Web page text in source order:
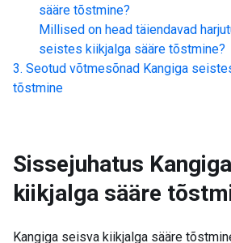
sääre tõstmine?
Millised on head täiendavad
seistes kiikjalga sääre tõstmine?
Seotud võtmesõnad Kangiga
tõstmine
Sissejuhatus
kiikjalga sääre
Kangiga seisva kiikjalga sääre